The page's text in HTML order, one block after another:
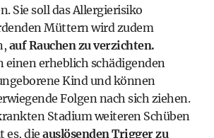
Sie soll das Allergierisiko
Müttern wird zudem
auf Rauchen zu verzichten.
einen erheblich schädigenden
Kind und können
Folgen nach sich ziehen.
Stadium weiteren Schüben
es, die auslösenden Trigger zu